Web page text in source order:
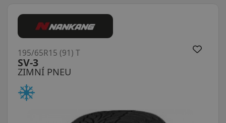
ZIMNÍ PNEU
SV-3
195/65R15 (91) T